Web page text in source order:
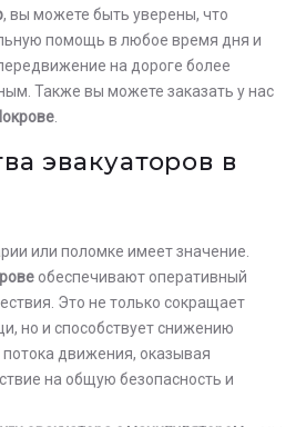
, вы можете быть уверены, что
помощь в любое время дня и
на дороге более
Также вы можете заказать у нас
эвакуаторов в
или поломке имеет значение.
обеспечивают оперативный
Это не только сокращает
но и способствует снижению
движения, оказывая
на общую безопасность и